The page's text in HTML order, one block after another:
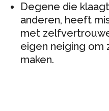
Degene die
anderen, heeft
met
eigen neiging om
maken.